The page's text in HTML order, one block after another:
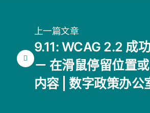
上一篇文章
9.11: WCAG 2.2 成
－ 在滑鼠停留位置
内容 | 数字政策办公